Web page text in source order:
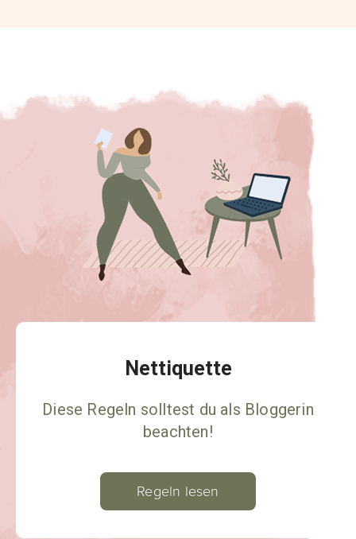
Nettiquette
Diese Regeln solltest du als Bloggerin
beachten!
Regeln lesen